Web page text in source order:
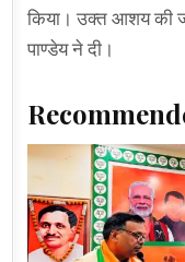
किया। उक्त आशय की
पाण्डेय ने दी।